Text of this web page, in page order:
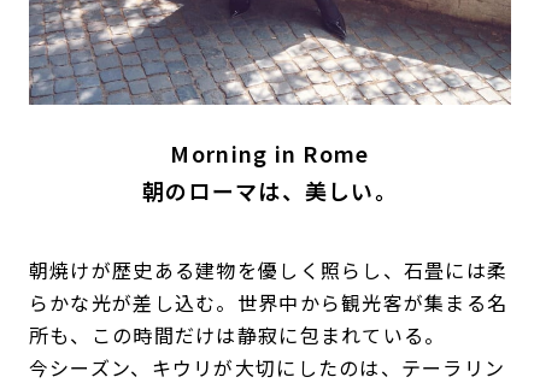
Morning in Rome
朝のローマは、美しい。
朝焼けが歴史ある建物を優しく照らし、石畳には柔
らかな光が差し込む。世界中から観光客が集まる名
所も、この時間だけは静寂に包まれている。
今シーズン、キウリが大切にしたのは、テーラリン